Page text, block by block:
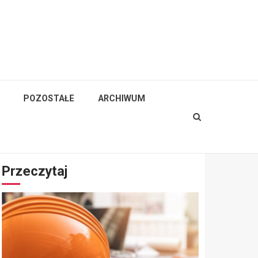
POZOSTAŁE ARCHIWUM
Przeczytaj